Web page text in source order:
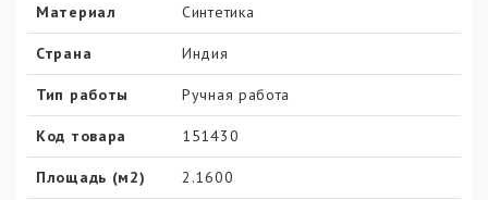
Материал Синтетика
Страна Индия
Тип работы Ручная работа
Код товара 151430
Площадь (м2) 2.1600